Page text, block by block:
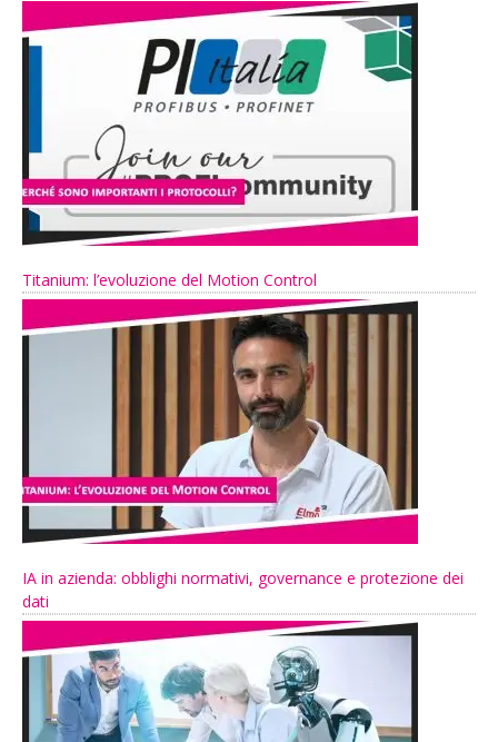
Titanium: l’evoluzione del Motion Control
IA in azienda: obblighi normativi, governance e protezione dei
dati